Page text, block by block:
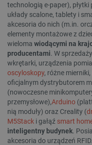
technologią e-paper),
układy scalone, tablety i
akcesoria do nich (m.in.
elementy montażowe z
wieloma wiodącymi na
producentami. W
wkrętarki, urządzenia
oscyloskopy, różne
oficjalnym dystrybutorem
(nowoczesne
przemysłowe),Arduino
nią moduły) oraz Creality (
M5Stack i gałąź smart
inteligentny budynek.
akcesoria do urządzeń